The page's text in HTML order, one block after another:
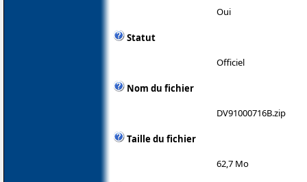
Oui
Statut
Officiel
Nom du fichier
DV91000716B.zip
Taille du fichier
62,7 Mo